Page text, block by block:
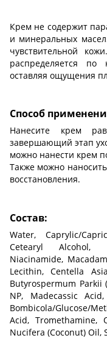
Крем не содержит
и минеральных
чувствительной
распределяется
оставляя ощущения
Способ
Нанесите крем
завершающий этап
можно нанести крем
Также можно
восстановления.
Состав:
Water, Caprylic/
Cetearyl Alcohol,
Niacinamide,
Lecithin, Centella
Butyrospermum Parkii
NP, Madecassic
Bombicola/Glucose/
Acid, Tromethamine,
Nucifera (Coconut) Oil,